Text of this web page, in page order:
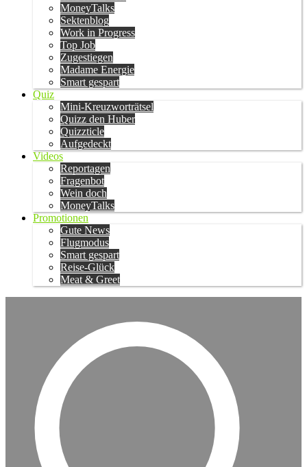
MoneyTalks
Sektenblog
Work in Progress
Top Job
Zugestiegen
Madame Energie
Smart gespart
Quiz
Mini-Kreuzworträtsel
Quizz den Huber
Quizzticle
Aufgedeckt
Videos
Reportagen
Fragenbot
Wein doch
MoneyTalks
Promotionen
Gute News
Flugmodus
Smart gespart
Reise-Glück
Meat & Greet